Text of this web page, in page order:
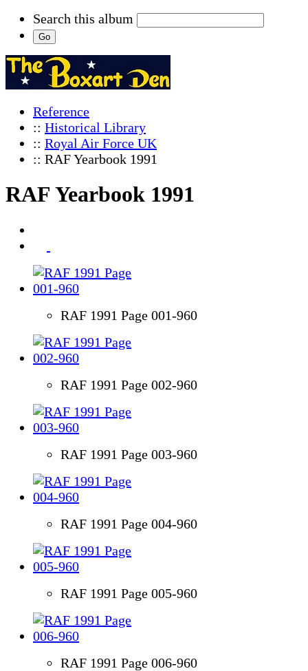
Search this album
Reference
:: Historical Library
:: Royal Air Force UK
:: RAF Yearbook 1991
RAF Yearbook 1991
RAF 1991 Page 001-960
RAF 1991 Page 002-960
RAF 1991 Page 003-960
RAF 1991 Page 004-960
RAF 1991 Page 005-960
RAF 1991 Page 006-960